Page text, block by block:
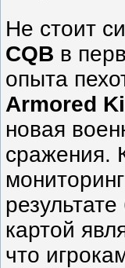
Не стоит
CQB в
опыта
Armored
новая
сражения.
картой
что